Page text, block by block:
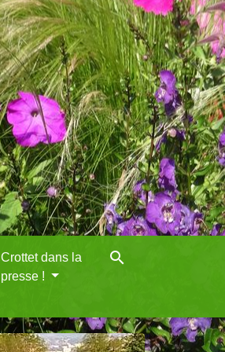
Crottet dans la
presse !
search